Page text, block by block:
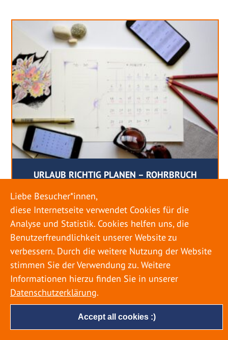
URLAUB RICHTIG PLANEN – ROHRBRUCH
18. MAI 2022
Egal ob Sommer oder Winter: Alle Menschen
genießen ihren Urlaub. Dabei zieht es die Einen
weiter weg, die Anderen bleiben dann doch
lieber in der Heimat. Wenn Sie für eine längere
Zeit wegfahren möchten, gibt es einige Dinge zu
beachten, damit nicht anschließend eine böse
Überraschung auf Sie wartet. Um einen
möglichst entspannten Urlaub zu […]
Accept all cookies :)
Liebe Besucher*innen,
diese Internetseite verwendet Cookies für die
Analyse und Statistik. Cookies helfen uns, die
Benutzerfreundlichkeit unserer Website zu
verbessern. Durch die weitere Nutzung der Website
stimmen Sie der Verwendung zu. Weitere
Informationen hierzu finden Sie in unserer
Datenschutzerklärung.